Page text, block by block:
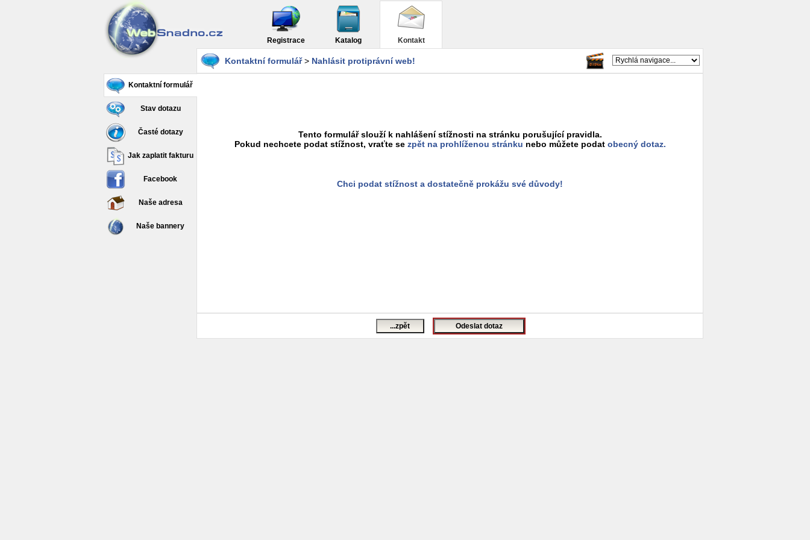
Registrace Katalog Kontakt
Kontaktní formulář
Stav dotazu
Časté dotazy
Jak zaplatit fakturu
Facebook
Naše adresa
Naše bannery
Kontaktní formulář> Nahlásit protiprávní web!
Tento formulář slouží k nahlášení stížnosti na stránku porušující pravidla.
Pokud nechcete podat stížnost, vraťte se zpět na prohlíženou stránku nebo můžete podat obecný dotaz.
Chci podat stížnost a dostatečně prokážu své důvody!